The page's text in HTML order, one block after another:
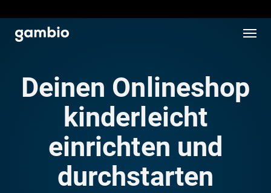
Deinen Onlineshop
kinderleicht
einrichten und
durchstarten